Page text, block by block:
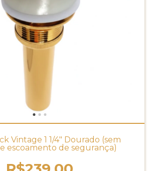
Vintage 1 1/4" Dourado (sem
escoamento de segurança)